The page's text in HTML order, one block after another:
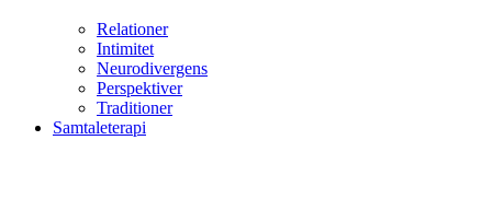
Relationer
Intimitet
Neurodivergens
Perspektiver
Traditioner
Samtaleterapi